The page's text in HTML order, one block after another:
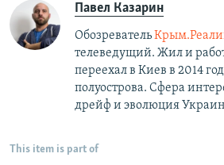
Павел Казарин
Обозреватель
телеведущий. Жил и
переехал в Киев в 2014
полуострова. Сфера
дрейф и эволюция
This item is part of